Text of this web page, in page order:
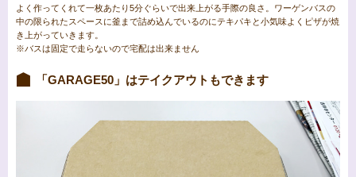
よく作ってくれて一枚あたり5分ぐらいで出来上がる手際の良さ。ワーゲンバスの
中の限られたスペースに釜まで詰め込んでいるのにテキパキと小気味よくピザが焼
き上がっていきます。
※バスは固定で走らないので宅配は出来ません
「GARAGE50」はテイクアウトもできます